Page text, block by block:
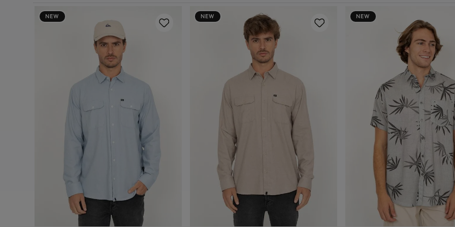
NEW
P GG
Adicionar ao carrinho
NEW
P GG
Adicionar ao carrinho
NEW
P G GG
Adicionar ao